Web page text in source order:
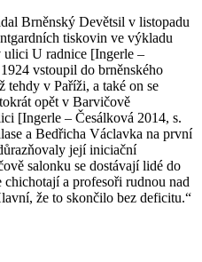
Brněnský Devětsil v listopadu
tiskovin ve výkladu
U radnice [Ingerle –
vstoupil do brněnského
tehdy v Paříži, a také on se
opět v Barvičově
[Ingerle – Česálková 2014, s.
a Bedřicha Václavka na první
její iniciační
salonku se dostávají lidé do
a profesoři rudnou nad
že to skončilo bez deficitu.“